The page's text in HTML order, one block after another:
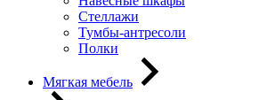
Стеллажи
Тумбы-антресоли
Полки
Мягкая мебель